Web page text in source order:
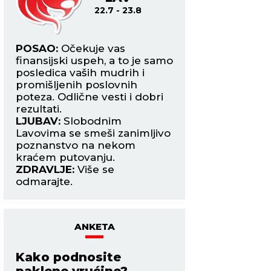
22.7 - 23.8
POSAO: Očekuje vas
finansijski uspeh, a to je samo
posledica vaših mudrih i
promišljenih poslovnih
poteza. Odlične vesti i dobri
rezultati.
LJUBAV: Slobodnim
Lavovima se smeši zanimljivo
poznanstvo na nekom
kraćem putovanju.
ZDRAVLJE: Više se
odmarajte.
ANKETA
Kako podnosite